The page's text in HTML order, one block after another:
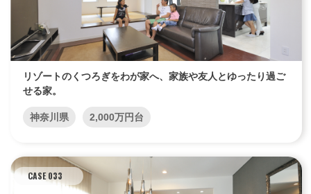
リゾートのくつろぎをわが家へ、家族や友人とゆったり過ご
せる家。
神奈川県 2,000万円台
CASE 033